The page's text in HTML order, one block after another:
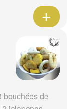
bouchées de